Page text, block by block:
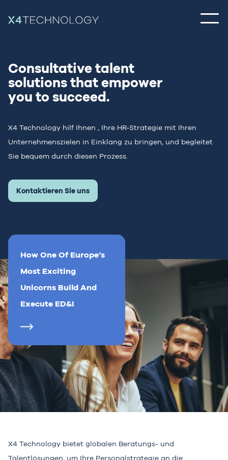
Consultative talent
solutions that empower
you to succeed.
X4 Technology hilf Ihnen , Ihre HR-Strategie mit Ihren
Unternehmenszielen in Einklang zu bringen, und begleitet
Sie bequem durch diesen Prozess.
Kontaktieren Sie uns
How One Of Europe’s
Most Exciting
Unicorns Build And
Execute ED&I
X4 Technology bietet globalen Beratungs- und
Talentlösungen, um Ihre Personalstrategie an die